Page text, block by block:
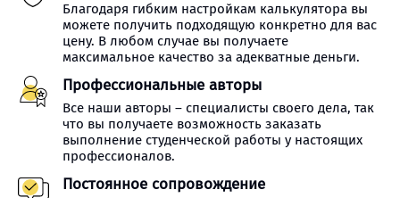
Благодаря гибким настройкам калькулятора вы
можете получить подходящую конкретно для вас
цену. В любом случае вы получаете
максимальное качество за адекватные деньги.
Профессиональные авторы
Все наши авторы – специалисты своего дела, так
что вы получаете возможность заказать
выполнение студенческой работы у настоящих
профессионалов.
Постоянное сопровождение